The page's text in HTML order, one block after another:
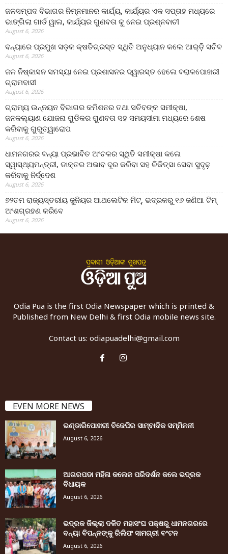
ଜଳସମ୍ପଦ ବିଭାଗର ନିମ୍ନମାନର କାର୍ଯ୍ୟ, କାର୍ଯ୍ୟର ଏକ ସପ୍ତାହ ମଧ୍ୟରେ
ଭାଙ୍ଗିଲା ଗାର୍ଡ ୱାଲ, କାର୍ଯ୍ୟର ଗୁଣବତା କୁ ନେଇ ପ୍ରଶ୍ନବାଚୀ
August 6, 2026
ବନ୍ୟାରେ ପ୍ରମୁଖ ସଡ଼କ କ୍ଷତିଗ୍ରସ୍ତ ସ୍ଥିତି ଅନୁଧ୍ୟାନ କଲେ ଆର୍‌ଡ଼ି ସଚିବ
August 6, 2026
ଜଳ ନିଷ୍କାସନ ସମସ୍ୟା ନେଇ ପ୍ରଶାସନର ଦ୍ୱାରସ୍ତ ହେଲେ ବରାଳପୋଖରୀ
ଗ୍ରାମବାସୀ
August 6, 2026
ଗ୍ରାମ୍ୟ ଉନ୍ନୟନ ବିଭାଗର କମିଶନର ତଥା ସଚିବଙ୍କ ସମୀକ୍ଷା,
ଜନକଲ୍ୟାଣ ଯୋଜନା ଗୁଡିକର ଗୁଣବତା ସହ ସମୟସୀମା ମଧ୍ୟରେ ଶେଷ
କରିବାକୁ ଗୁରୁତ୍ୱାରୋପ
August 6, 2026
ଧାମନଗରର ବନ୍ୟା ପ୍ରଭାବିତ ଅଂଚଳର ସ୍ଥିତି ସମୀକ୍ଷା କଲେ
ସ୍ୱାସ୍ଥ୍ୟମନ୍ତ୍ରୀ, ଡାକ୍ତର ଅଭାବ ଦୂର କରିବା ସହ ଚିକିତ୍ସା ସେବା ସୁଦୃଢ଼
କରିବାକୁ ନିର୍ଦ୍ଦେଶ
August 6, 2026
୭୨ତମ ରାଜ୍ୟସ୍ତରୀୟ ଜୁନିୟର ଆଥଲେଟିକ ମିଟ୍‌, ଭଦ୍ରକରୁ ୧୬ ଜଣିଆ ଟିମ୍
ଅଂଶଗ୍ରହଣ କରିବେ
August 6, 2026
Odia Pua is the first Odia Newspaper which is printed &
Published from New Delhi & first Odia mobile news site.
Contact us: odiapuadelhi@gmail.com
EVEN MORE NEWS
ଭଣ୍ଡାରିପୋଖରୀ ବିଜେପିର ସାମ୍ବାଦିକ ସମ୍ମିଳନୀ
August 6, 2026
ଆଗରପଡା ମହିଳା କଲେଜ ପରିଦର୍ଶନ କଲେ ଭଦ୍ରକ
ବିଧାୟକ
August 6, 2026
ଭଦ୍ରକ ଜିଲ୍ଲା ଦଳିତ ମହାସଂଘ ପକ୍ଷରୁ ଧାମନଗରରେ
ବନ୍ୟା ବିପନ୍ନଙ୍କୁ ରିଲିଫ ସାମଗ୍ରୀ ବଂଟନ
August 6, 2026